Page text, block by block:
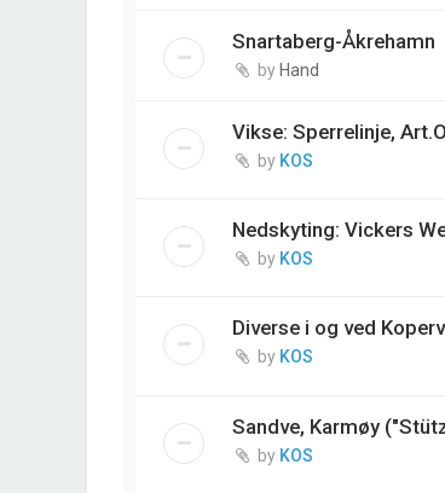
Snartaberg-Åkrehamn
by Hand
Vikse: Sperrelinje,
by KOS
Nedskyting: Vickers
by KOS
Diverse i og ved
by KOS
Sandve, Karmøy
by KOS